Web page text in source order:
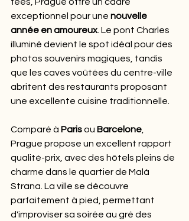
exceptionnel pour une nouvelle
année en amoureux. Le pont Charles
illuminé devient le spot idéal pour des
photos souvenirs magiques, tandis
que les caves voûtées du centre-ville
abritent des restaurants proposant
une excellente cuisine traditionnelle.
Comparé à Paris ou Barcelone
Prague propose un excellent rapport
qualité-prix, avec des hôtels pleins de
charme dans le quartier de Malá
Strana. La ville se découvre
parfaitement à pied, permettant
d'improviser sa soirée au gré des